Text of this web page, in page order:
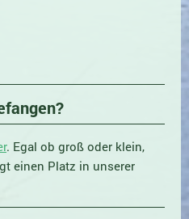
. Egal ob groß oder klein,
einen Platz in unserer